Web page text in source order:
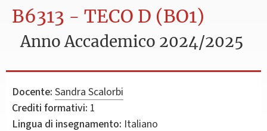
B6313 - TECO D (BO1)
Anno Accademico 2024/2025
Docente: Sandra Scalorbi
Crediti formativi: 1
Lingua di insegnamento: Italiano